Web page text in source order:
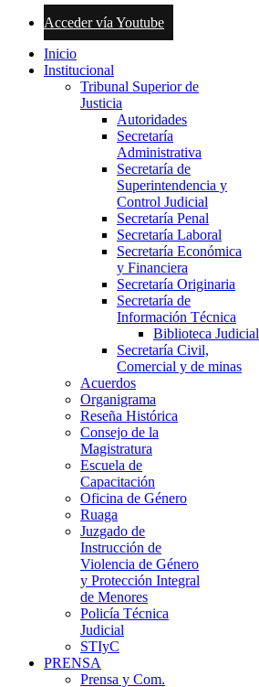
Acceder vía Youtube
Inicio
Institucional
Tribunal Superior de
Justicia
Autoridades
Secretaría
Administrativa
Secretaría de
Superintendencia y
Control Judicial
Secretaría Penal
Secretaría Laboral
Secretaría Económica
y Financiera
Secretaría Originaria
Secretaría de
Información Técnica
Biblioteca Judicial
Secretaría Civil,
Comercial y de minas
Acuerdos
Organigrama
Reseña Histórica
Consejo de la
Magistratura
Escuela de
Capacitación
Oficina de Género
Ruaga
Juzgado de
Instrucción de
Violencia de Género
y Protección Integral
de Menores
Policía Técnica
Judicial
STIyC
PRENSA
Prensa y Com.